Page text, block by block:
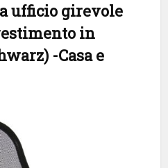
ufficio girevole
in
-Casa e